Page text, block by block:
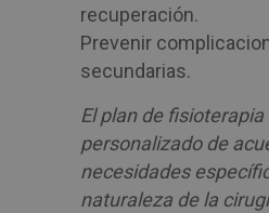
recuperación.
Prevenir
secundarias.
El plan de fisioterapia
personalizado de
necesidades
naturaleza de la